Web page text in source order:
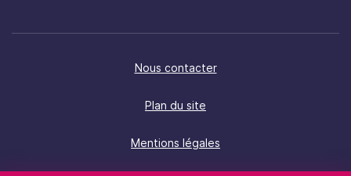
Nous contacter
Plan du site
Mentions légales